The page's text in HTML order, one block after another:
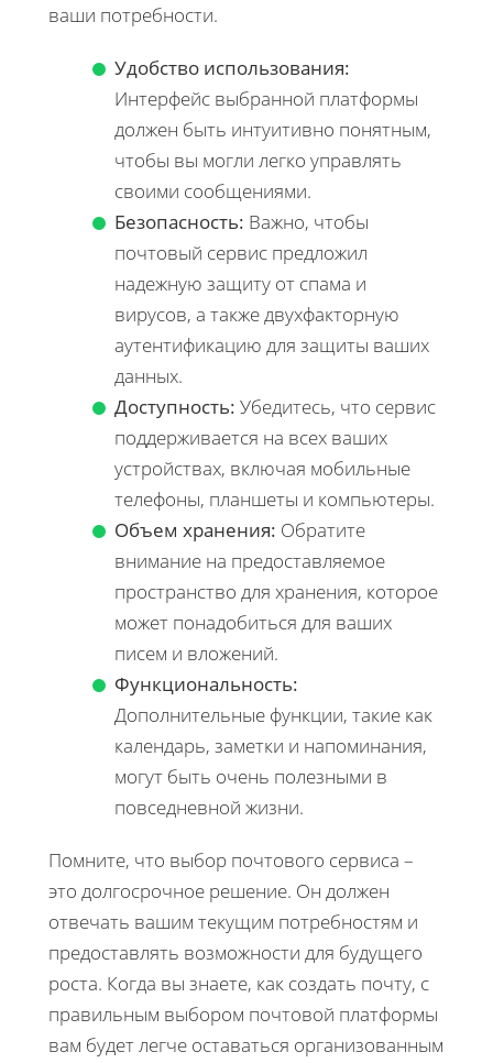
ваши потребности.
Удобство использования:
Интерфейс выбранной платформы
должен быть интуитивно понятным,
чтобы вы могли легко управлять
своими сообщениями.
Безопасность: Важно, чтобы
почтовый сервис предложил
надежную защиту от спама и
вирусов, а также двухфакторную
аутентификацию для защиты ваших
данных.
Доступность: Убедитесь, что сервис
поддерживается на всех ваших
устройствах, включая мобильные
телефоны, планшеты и компьютеры.
Объем хранения: Обратите
внимание на предоставляемое
пространство для хранения, которое
может понадобиться для ваших
писем и вложений.
Функциональность:
Дополнительные функции, такие как
календарь, заметки и напоминания,
могут быть очень полезными в
повседневной жизни.
Помните, что выбор почтового сервиса –
это долгосрочное решение. Он должен
отвечать вашим текущим потребностям и
предоставлять возможности для будущего
роста. Когда вы знаете, как создать почту, с
правильным выбором почтовой платформы
вам будет легче оставаться организованным